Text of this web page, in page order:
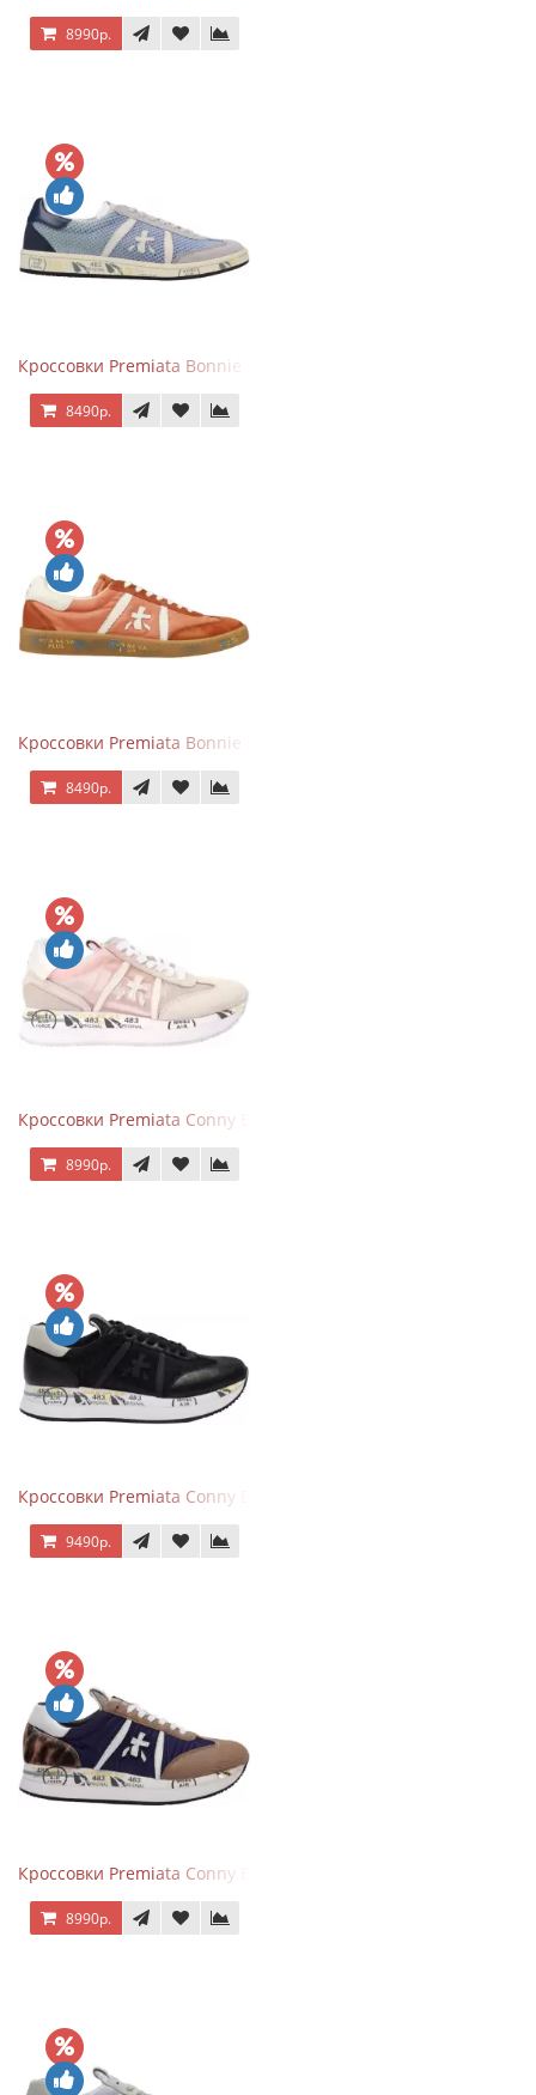
8990р.
Кроссовки Premiata Bonnie серо-голубые
8490р.
Кроссовки Premiata Bonnie Brick Orange
8490р.
Кроссовки Premiata Conny Beige Pink
8990р.
Кроссовки Premiata Conny Black
9490р.
Кроссовки Premiata Conny Blue Brown
8990р.